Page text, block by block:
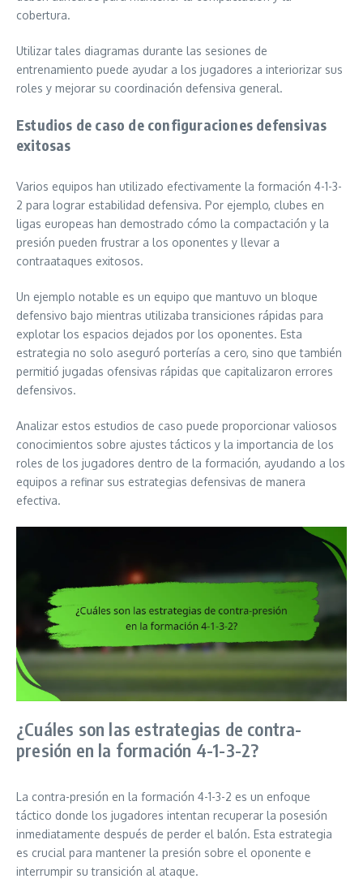
cobertura.
Utilizar tales diagramas durante las sesiones de
entrenamiento puede ayudar a los jugadores a interiorizar sus
roles y mejorar su coordinación defensiva general.
Estudios de caso de configuraciones defensivas
exitosas
Varios equipos han utilizado efectivamente la formación 4-1-3-
2 para lograr estabilidad defensiva. Por ejemplo, clubes en
ligas europeas han demostrado cómo la compactación y la
presión pueden frustrar a los oponentes y llevar a
contraataques exitosos.
Un ejemplo notable es un equipo que mantuvo un bloque
defensivo bajo mientras utilizaba transiciones rápidas para
explotar los espacios dejados por los oponentes. Esta
estrategia no solo aseguró porterías a cero, sino que también
permitió jugadas ofensivas rápidas que capitalizaron errores
defensivos.
Analizar estos estudios de caso puede proporcionar valiosos
conocimientos sobre ajustes tácticos y la importancia de los
roles de los jugadores dentro de la formación, ayudando a los
equipos a refinar sus estrategias defensivas de manera
efectiva.
¿Cuáles son las estrategias de contra-
presión en la formación 4-1-3-2?
La contra-presión en la formación 4-1-3-2 es un enfoque
táctico donde los jugadores intentan recuperar la posesión
inmediatamente después de perder el balón. Esta estrategia
es crucial para mantener la presión sobre el oponente e
interrumpir su transición al ataque.